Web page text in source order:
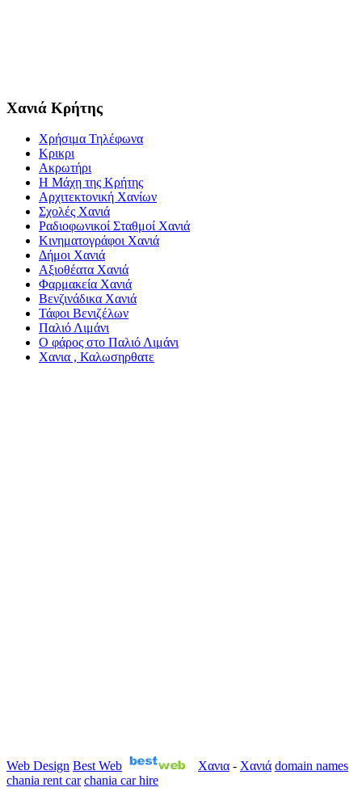
Χανιά Κρήτης
Χρήσιμα Τηλέφωνα
Κρικρι
Ακρωτήρι
Η Μάχη της Κρήτης
Αρχιτεκτονική Χανίων
Σχολές Χανιά
Ραδιοφωνικοί Σταθμοί Χανιά
Κινηματογράφοι Χανιά
Δήμοι Χανιά
Αξιοθέατα Χανιά
Φαρμακεία Χανιά
Βενζινάδικα Χανιά
Τάφοι Βενιζέλων
Παλιό Λιμάνι
Ο φάρος στο Παλιό Λιμάνι
Χανια , Καλωσηρθατε
Web Design Best Web Χανια - Χανιά domain names
chania rent car chania car hire